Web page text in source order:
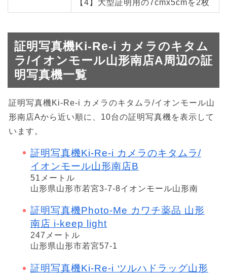
【4】大型証明用の7cmx5cmを2枚
証明写真機Ki-Re-i カメラのキタム
ラ/イオンモール山形南店A周辺の証
明写真機一覧
証明写真機Ki-Re-i カメラのキタムラ/イオンモール山
形南店Aから近い順に、10台の証明写真機を表示して
います。
証明写真機Ki-Re-i カメラのキタムラ/
イオンモール山形南店B
51メートル
山形県山形市若宮3-7-8イオンモール山形南
証明写真機Photo-Me カワチ薬品 山形
南店 i-keep light
247メートル
山形県山形市若宮57-1
証明写真機Ki-Re-i ツルハドラッグ山形